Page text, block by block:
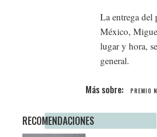
La entrega del
México,
lugar y hora,
general.
PREMIO
RECOMENDACIONES